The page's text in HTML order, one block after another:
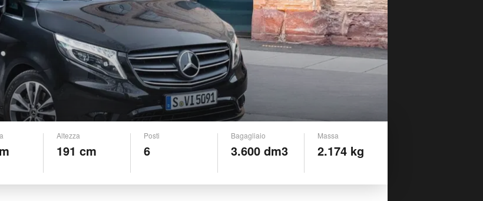
Altezza
191 cm
Posti
6
Bagagliaio
3.600 dm3
Massa
2.174 kg